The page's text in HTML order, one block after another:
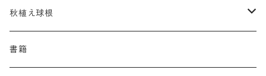
アストランティア
アデノフォラ
クランベ
パエオニア
バプティシア
マ行
ムクゲニア
ラ行
アルンクス
プルモナリア
メルテンシア
ラ行
ランプロカプノス
シダ類
セスレリア
デスカンプシア
ハ行
ハコネクロア
マ行
クライマー
半つる
青
緑
蜜源植物
グランドカバーにも良い植物
秋植え球根
アリウム
書籍